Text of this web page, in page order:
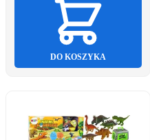
DO KOSZYKA